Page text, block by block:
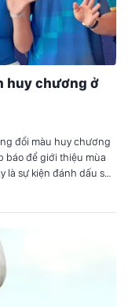
huy chương ở
đổi màu huy chương
báo để giới thiệu mùa
sự kiện đánh dấu sự